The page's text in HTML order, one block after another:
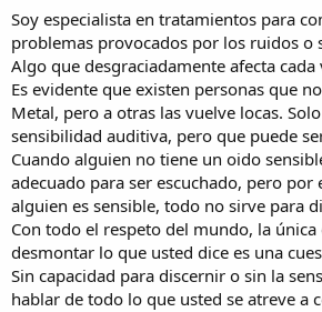
Poseo la firme sospecha de que la gente es
que eran en mi juventud.
En aquel entonces la gente no ponía imanes
policía no utilizaba psíquicos para la
desaparecidas, y los jefes de estado desde
los astrólogos.
La mayoría de nosotros cree en la ciencia
reservas.
Cuando el Hi-Fi apareció eran los ingenieros
Walsh, Guiso Hegeman, Dave Hafler, Ed
nuestra fuente de información y referencia
No me malinterpreten, en términos de
audio esta hoy en día claramente por
Soy especialista en tratamientos para
problemas provocados por los ruidos o
Algo que desgraciadamente afecta cada
Es evidente que existen personas que
Metal, pero a otras las vuelve locas.
sensibilidad auditiva, pero que puede
Cuando alguien no tiene un oido
adecuado para ser escuchado, pero
alguien es sensible, todo no sirve para
Con todo el respeto del mundo, la
desmontar lo que usted dice es una
Sin capacidad para discernir o sin la
hablar de todo lo que usted se atreve a